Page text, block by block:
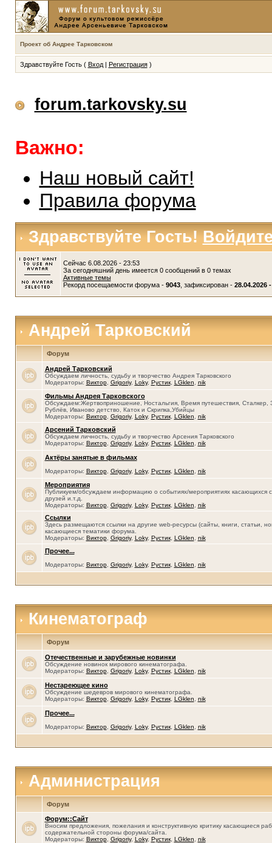
Проект об Андрее Тарковском
Здравствуйте Гость ( Вход| Регистрация)
forum.tarkovsky.su
Важно:
Наш новый сайт!
Правила форума
Здравствуйте Гость!
Сейчас 6.08.2026 - 23:53
За сегодняшний день имеется 0 сообщений в 0 темах
Активные темы
Рекорд посещаемости форума - 9043, зафиксирован - 28.04.2026
Андрей Тарковский
Форум
Андрей Тарковский
Обсуждаем личность, судьбу и творчество Андрея Тарковского
Модераторы: Виктор, Grigoriy, Loky, Рустик, LGklen nik
Фильмы Андрея Тарковского
Обсуждаем:Жертвоприношение, Ностальгия, Время путешествия, Сталкер,
Рублёв, Иваново детство, Каток и Скрипка,Убийцы
Модераторы: Виктор, Grigoriy, Loky, Рустик, LGklen nik
Арсений Тарковский
Обсуждаем личность, судьбу и творчество Арсения Тарковского
Модераторы: Виктор, Grigoriy, Loky, Рустик, LGklen nik
Актёры занятые в фильмах
Модераторы: Виктор, Grigoriy, Loky, Рустик, LGklen nik
Мероприятия
Публикуем/обсуждаем информацию о событиях/мероприятиях касающихся
друзей и.т.д.
Модераторы: Виктор, Grigoriy, Loky, Рустик, LGklen nik
Ссылки
Здесь размещаются ссылки на другие web-ресурсы (сайты, книги, статьи,
касающиеся тематики форума.
Модераторы: Виктор, Grigoriy, Loky, Рустик, LGklen nik
Прочее...
Модераторы: Виктор, Grigoriy, Loky, Рустик, LGklen nik
Кинематограф
Форум
Отечественные и зарубежные новинки
Обсуждение новинок мирового кинематографа.
Модераторы: Виктор, Grigoriy, Loky, Рустик, LGklen nik
Нестареющее кино
Обсуждение шедевров мирового кинематографа.
Модераторы: Виктор, Grigoriy, Loky, Рустик, LGklen nik
Прочее...
Модераторы: Виктор, Grigoriy, Loky, Рустик, LGklen nik
Администрация
Форум
Форум::Сайт
Вносим предложения, пожелания и конструктивную критику касающиеся
содержательной стороны форума/сайта.
Модераторы: Виктор, Grigoriy, Loky, Рустик, LGklen nik